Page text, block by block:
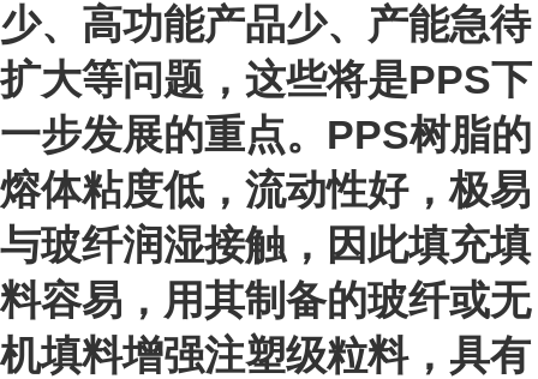
少、高功能产品少、产能急待
扩大等问题，这些将是PPS下
一步发展的重点。PPS树脂的
熔体粘度低，流动性好，极易
与玻纤润湿接触，因此填充填
料容易，用其制备的玻纤或无
机填料增强注塑级粒料，具有